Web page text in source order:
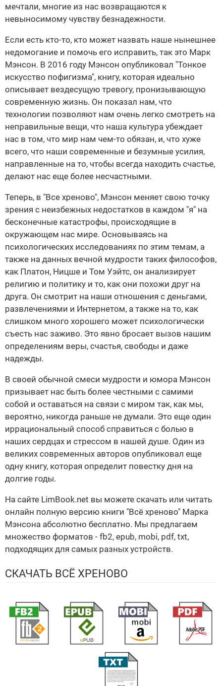
мечтали, многие из нас возвращаются к
невыносимому чувству безнадежности.
Если есть кто-то, кто может назвать наше нынешнее
недомогание и помочь его исправить, так это Марк
Мэнсон. В 2016 году Мэнсон опубликовал "Тонкое
искусство пофигизма", книгу, которая идеально
описывает вездесущую тревогу, пронизывающую
современную жизнь. Он показал нам, что
технологии позволяют нам очень легко смотреть на
неправильные вещи, что наша культура убеждает
нас в том, что мир нам чем-то обязан, и, что хуже
всего, что наши современные и безумные усилия,
направленные на то, чтобы всегда находить счастье,
делают нас еще более несчастными.
Теперь, в "Все хреново", Мэнсон меняет свою точку
зрения с неизбежных недостатков в каждом "я" на
бесконечные катастрофы, происходящие в
окружающем нас мире. Основываясь на
психологических исследованиях по этим темам, а
также на данных вечной мудрости таких философов,
как Платон, Ницше и Том Уэйтс, он анализирует
религию и политику и то, как они похожи друг на
друга. Он смотрит на наши отношения с деньгами,
развлечениями и Интернетом, а также на то, как
слишком много хорошего может психологически
съесть нас заживо. Это явно бросает вызов нашим
определениям веры, счастья, свободы и даже
надежды.
В своей обычной смеси мудрости и юмора Мэнсон
призывает нас быть более честными с самими
собой и оставаться на связи с миром так, как мы,
вероятно, никогда раньше не думали. Это еще один
иррациональный способ справиться с болью в
наших сердцах и стрессом в нашей душе. Один из
великих современных авторов опубликовал еще
одну книгу, которая определит повестку дня на
долгие годы.
На сайте LimBook.net вы можете скачать или читать
онлайн полную версию книги "Всё хреново" Марка
Мэнсона абсолютно бесплатно. Мы предлагаем
множество форматов - fb2, epub, mobi, pdf, txt,
подходящих для самых разных устройств.
СКАЧАТЬ ВСЁ ХРЕНОВО